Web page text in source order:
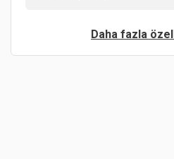
Daha fazla